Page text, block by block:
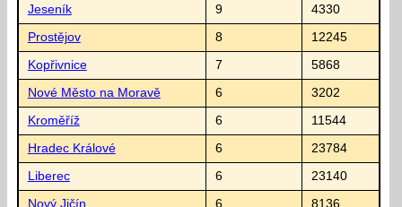
Jeseník 9 4330
Prostějov 8 12245
Kopřivnice 7 5868
Nové Město na Moravě 6 3202
Kroměříž 6 11544
Hradec Králové 6 23784
Liberec 6 23140
Nový Jičín 6 8136